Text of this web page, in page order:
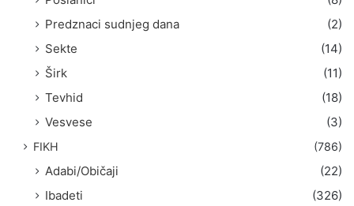
Predznaci sudnjeg dana
(2)
Sekte
(14)
Širk
(11)
Tevhid
(18)
Vesvese
(3)
FIKH (786)
Adabi/Običaji
(22)
Ibadeti
(326)